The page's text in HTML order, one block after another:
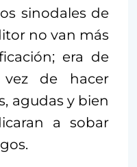
sinodales de
no van más
era de
de hacer
agudas y bien
a sobar